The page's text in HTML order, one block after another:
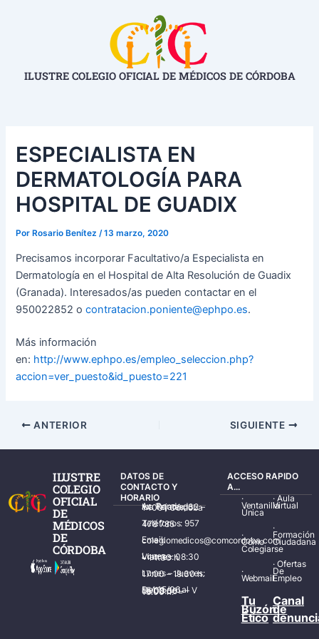
ILUSTRE COLEGIO OFICIAL DE MÉDICOS DE CÓRDOBA
ESPECIALISTA EN
DERMATOLOGÍA PARA
HOSPITAL DE GUADIX
PorRosario Benítez /13 marzo, 2020
Precisamos incorporar Facultativo/a Especialista en
Dermatología en el Hospital de Alta Resolución de Guadix
(Granada). Interesados/as pueden contactar en el
950022852 ocontratacion.poniente@ephpo.es.
Más información
en: http://www.ephpo.es/empleo_seleccion.php?
accion=ver_puesto&id_puesto=221
ANTERIOR SIGUIENTE
ILUSTRE
COLEGIO
OFICIAL
DE
MÉDICOS
DE
CÓRDOBA
DATOS DE
CONTACTO Y
HORARIO
Av. Ronda de los Tejares, 32 – 14001 Córdoba
Teléfonos: 957 478 785
Email: colegiomedicos@comcordoba.com
Lunes – Viernes: 08:30 – 14:30 h.
Lunes – Jueves: 17:00 – 19:30 h.
Del 15/06 al 15/09 de L – V de 08:00 – 15:00 h.
ACCESO RAPIDO
A...
·
Ventanilla
Única
·
Cómo
Colegiarse
·
Webmail
·Aula
Virtual
·
Formación
Ciudadana
·Ofertas
De
Empleo
Tu
Buzón
Ético
Canal
de